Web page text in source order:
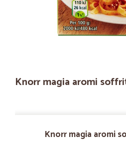
Knorr magia aromi
Knorr magia aromi